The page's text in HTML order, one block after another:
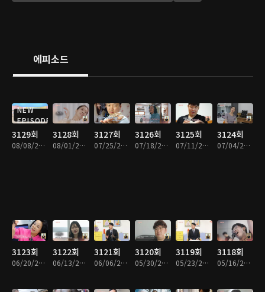
에피소드
NEW
EPISODE
3129회
08/08/2026 • 48분
3128회
08/01/2026 • 48분
3127회
07/25/2026 • 47분
3126회
07/18/2026 • 49분
3125회
07/11/2026 • 48분
3124회
07/04/2026 • 49분
3123회
06/20/2026 • 48분
3122회
06/13/2026 • 49분
3121회
06/06/2026 • 49분
3120회
05/30/2026 • 48분
3119회
05/23/2026 • 48분
3118회
05/16/2026 • 49분